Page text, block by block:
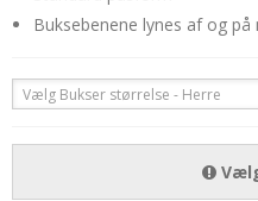
Buksebenene lynes af og
Vælg Bukser størrelse - Herre